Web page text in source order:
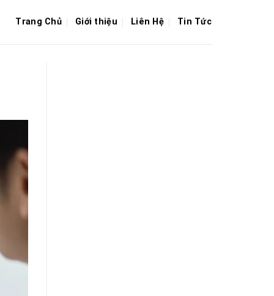
Trang Chủ Giới thiệu Liên Hệ Tin Tức